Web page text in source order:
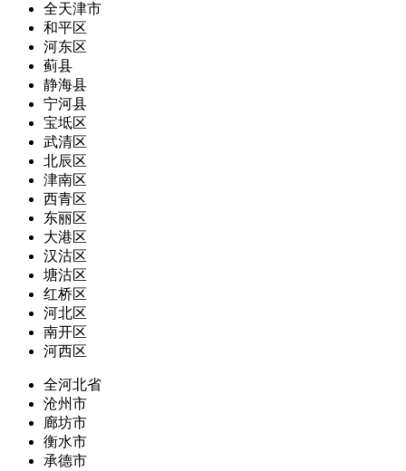
全天津市
和平区
河东区
蓟县
静海县
宁河县
宝坻区
武清区
北辰区
津南区
西青区
东丽区
大港区
汉沽区
塘沽区
红桥区
河北区
南开区
河西区
全河北省
沧州市
廊坊市
衡水市
承德市